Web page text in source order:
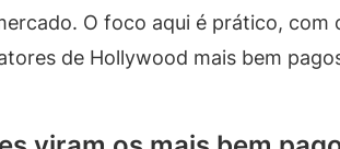
O foco aqui é prático,
de Hollywood mais bem